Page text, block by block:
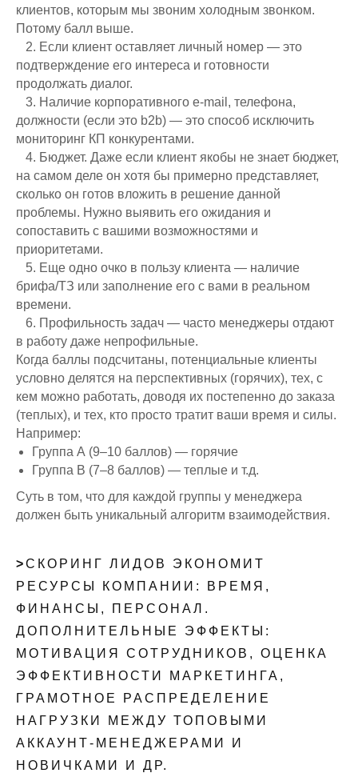
клиентов, которым мы звоним холодным звонком.
Потому балл выше.
⠀2. Если клиент оставляет личный номер — это
подтверждение его интереса и готовности
продолжать диалог.
⠀3. Наличие корпоративного e-mail, телефона,
должности (если это b2b) — это способ исключить
мониторинг КП конкурентами.
⠀4. Бюджет. Даже если клиент якобы не знает бюджет,
на самом деле он хотя бы примерно представляет,
сколько он готов вложить в решение данной
проблемы. Нужно выявить его ожидания и
сопоставить с вашими возможностями и
приоритетами.
⠀5. Еще одно очко в пользу клиента — наличие
брифа/ТЗ или заполнение его с вами в реальном
времени.
⠀6. Профильность задач — часто менеджеры отдают
в работу даже непрофильные.
Когда баллы подсчитаны, потенциальные клиенты
условно делятся на перспективных (горячих), тех, с
кем можно работать, доводя их постепенно до заказа
(теплых), и тех, кто просто тратит ваши время и силы.
Например:
Группа А (9–10 баллов) — горячие
Группа В (7–8 баллов) — теплые и т.д.
Суть в том, что для каждой группы у менеджера
должен быть уникальный алгоритм взаимодействия.
>СКОРИНГ ЛИДОВ ЭКОНОМИТ
РЕСУРСЫ КОМПАНИИ: ВРЕМЯ,
ФИНАНСЫ, ПЕРСОНАЛ.
ДОПОЛНИТЕЛЬНЫЕ ЭФФЕКТЫ:
МОТИВАЦИЯ СОТРУДНИКОВ, ОЦЕНКА
ЭФФЕКТИВНОСТИ МАРКЕТИНГА,
ГРАМОТНОЕ РАСПРЕДЕЛЕНИЕ
НАГРУЗКИ МЕЖДУ ТОПОВЫМИ
АККАУНТ-МЕНЕДЖЕРАМИ И
НОВИЧКАМИ И ДР.